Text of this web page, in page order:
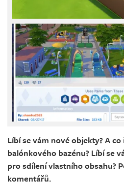
Líbí se vám nové objekty? A
balónkového bazénu? Líbí se
pro sdílení vlastního obsahu?
komentářů.